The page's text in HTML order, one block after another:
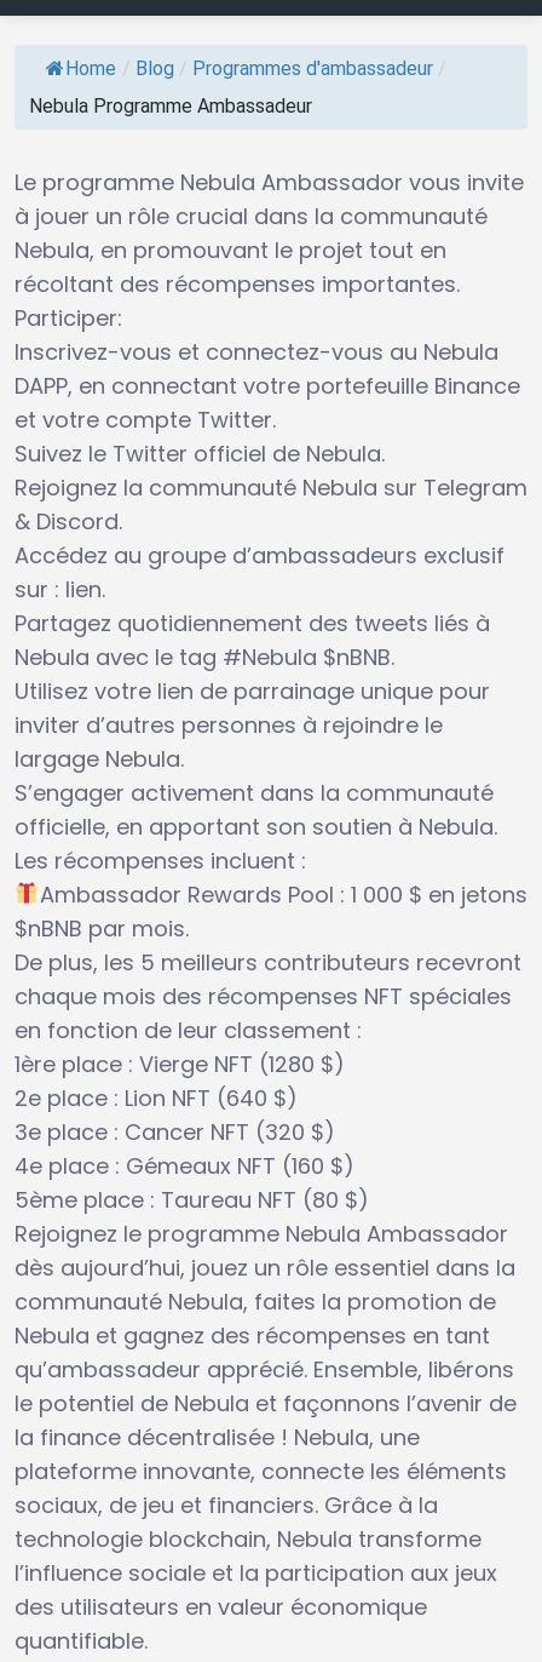
Home / Blog / Programmes d'ambassadeur /
Nebula Programme Ambassadeur
Le programme Nebula Ambassador vous invite
à jouer un rôle crucial dans la communauté
Nebula, en promouvant le projet tout en
récoltant des récompenses importantes.
Participer:
Inscrivez-vous et connectez-vous au Nebula
DAPP, en connectant votre portefeuille Binance
et votre compte Twitter.
Suivez le Twitter officiel de Nebula.
Rejoignez la communauté Nebula sur Telegram
& Discord.
Accédez au groupe d’ambassadeurs exclusif
sur : lien.
Partagez quotidiennement des tweets liés à
Nebula avec le tag #Nebula $nBNB.
Utilisez votre lien de parrainage unique pour
inviter d’autres personnes à rejoindre le
largage Nebula.
S’engager activement dans la communauté
officielle, en apportant son soutien à Nebula.
Les récompenses incluent :
Ambassador Rewards Pool : 1 000 $ en jetons
$nBNB par mois.
De plus, les 5 meilleurs contributeurs recevront
chaque mois des récompenses NFT spéciales
en fonction de leur classement :
1ère place : Vierge NFT (1280 $)
2e place : Lion NFT (640 $)
3e place : Cancer NFT (320 $)
4e place : Gémeaux NFT (160 $)
5ème place : Taureau NFT (80 $)
Rejoignez le programme Nebula Ambassador
dès aujourd’hui, jouez un rôle essentiel dans la
communauté Nebula, faites la promotion de
Nebula et gagnez des récompenses en tant
qu’ambassadeur apprécié. Ensemble, libérons
le potentiel de Nebula et façonnons l’avenir de
la finance décentralisée ! Nebula, une
plateforme innovante, connecte les éléments
sociaux, de jeu et financiers. Grâce à la
technologie blockchain, Nebula transforme
l’influence sociale et la participation aux jeux
des utilisateurs en valeur économique
quantifiable.